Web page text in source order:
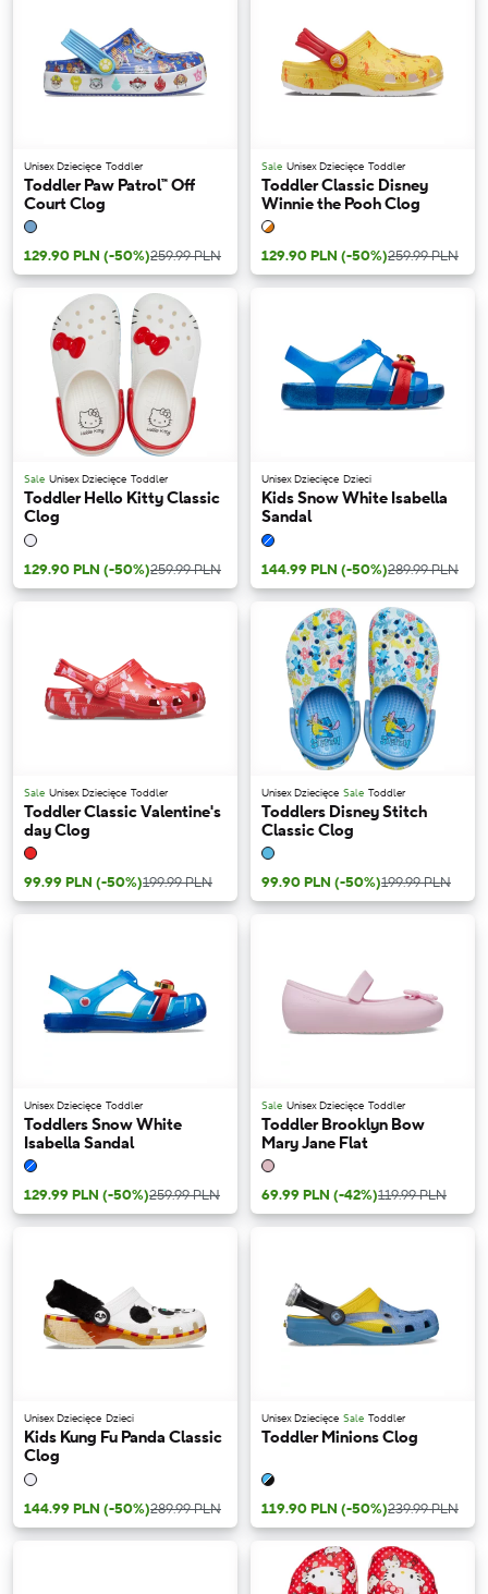
Unisex Dziecięce Toddler
Toddler Paw Patrol™ Off
Court Clog
129.90 PLN (-50%)259.99 PLN
Sale Unisex Dziecięce Toddler
Toddler Classic Disney
Winnie the Pooh Clog
129.90 PLN (-50%)259.99 PLN
Sale Unisex Dziecięce Toddler
Toddler Hello Kitty Classic
Clog
129.90 PLN (-50%)259.99 PLN
Unisex Dziecięce Dzieci
Kids Snow White Isabella
Sandal
144.99 PLN (-50%)289.99 PLN
Sale Unisex Dziecięce Toddler
Toddler Classic Valentine's
day Clog
99.99 PLN (-50%)199.99 PLN
Unisex Dziecięce Sale Toddler
Toddlers Disney Stitch
Classic Clog
99.90 PLN (-50%)199.99 PLN
Unisex Dziecięce Toddler
Toddlers Snow White
Isabella Sandal
129.99 PLN (-50%)259.99 PLN
Sale Unisex Dziecięce Toddler
Toddler Brooklyn Bow
Mary Jane Flat
69.99 PLN (-42%)119.99 PLN
Unisex Dziecięce Dzieci
Kids Kung Fu Panda Classic
Clog
144.99 PLN (-50%)289.99 PLN
Unisex Dziecięce Sale Toddler
Toddler Minions Clog
119.90 PLN (-50%)239.99 PLN